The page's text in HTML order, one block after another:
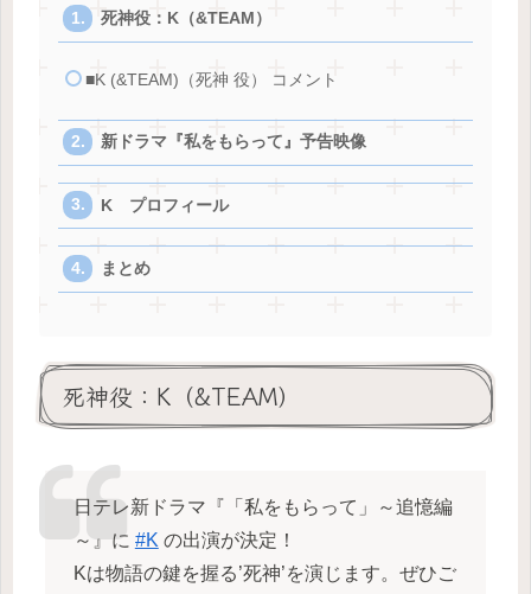
死神役：K（&TEAM）
■K (&TEAM)（死神 役） コメント
新ドラマ『私をもらって』予告映像
K プロフィール
まとめ
死神役：K（&TEAM）
日テレ新ドラマ『「私をもらって」～追憶編
～』に #K の出演が決定！
Kは物語の鍵を握る’死神’を演じます。ぜひご